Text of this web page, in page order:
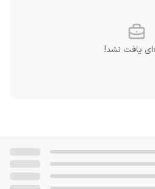
یافت نشد!